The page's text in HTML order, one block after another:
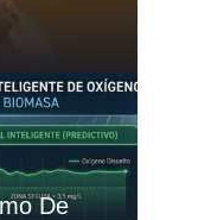
De